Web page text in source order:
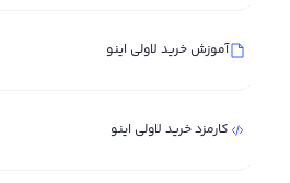
آموزش خرید لاولی اینو
کارمزد خرید لاولی اینو